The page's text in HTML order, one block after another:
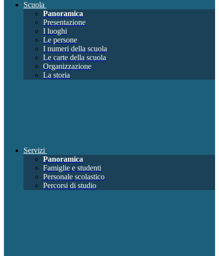
Scuola
Panoramica
Presentazione
I luoghi
Le persone
I numeri della scuola
Le carte della scuola
Organizzazione
La storia
Servizi
Panoramica
Famiglie e studenti
Personale scolastico
Percorsi di studio